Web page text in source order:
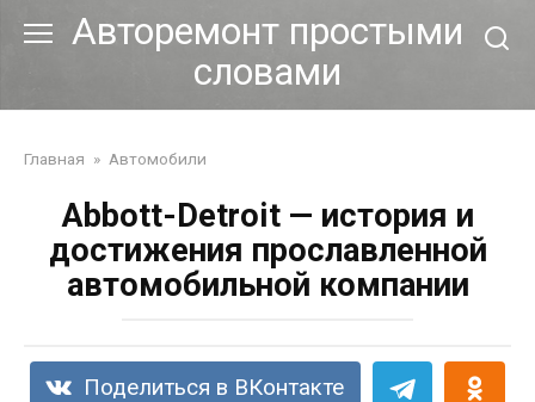
Авторемонт простыми
словами
Главная » Автомобили
Abbott-Detroit — история и
достижения прославленной
автомобильной компании
Поделиться в ВКонтакте